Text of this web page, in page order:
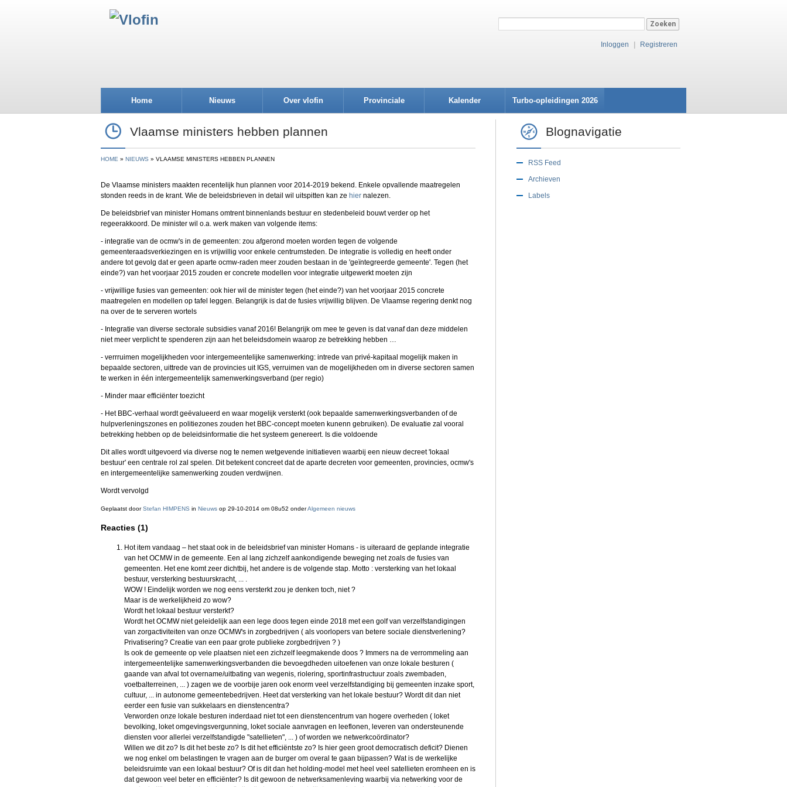
Inloggen Registreren
Home Nieuws Over vlofin Provinciale Kalender Turbo-opleidingen 2026
Vlaamse ministers hebben plannen
HOME NIEUWS VLAAMSE MINISTERS HEBBEN PLANNEN
De Vlaamse ministers maakten recentelijk hun plannen voor 2014-2019 bekend. Enkele opvallende maatregelen
stonden reeds in de krant. Wie de beleidsbrieven in detail wil uitspitten kan ze hier nalezen.
De beleidsbrief van minister Homans omtrent binnenlands bestuur en stedenbeleid bouwt verder op het
regeerakkoord. De minister wil o.a. werk maken van volgende items:
- integratie van de ocmw's in de gemeenten: zou afgerond moeten worden tegen de volgende
gemeenteraadsverkiezingen en is vrijwillig voor enkele centrumsteden. De integratie is volledig en heeft onder
andere tot gevolg dat er geen aparte ocmw-raden meer zouden bestaan in de 'geïntegreerde gemeente'. Tegen (het
einde?) van het voorjaar 2015 zouden er concrete modellen voor integratie uitgewerkt moeten zijn
- vrijwillige fusies van gemeenten: ook hier wil de minister tegen (het einde?) van het voorjaar 2015 concrete
maatregelen en modellen op tafel leggen. Belangrijk is dat de fusies vrijwillig blijven. De Vlaamse regering denkt nog
na over de te serveren wortels
- Integratie van diverse sectorale subsidies vanaf 2016! Belangrijk om mee te geven is dat vanaf dan deze middelen
niet meer verplicht te spenderen zijn aan het beleidsdomein waarop ze betrekking hebben …
- verrruimen mogelijkheden voor intergemeentelijke samenwerking: intrede van privé-kapitaal mogelijk maken in
bepaalde sectoren, uittrede van de provincies uit IGS, verruimen van de mogelijkheden om in diverse sectoren samen
te werken in één intergemeentelijk samenwerkingsverband (per regio)
- Minder maar efficiënter toezicht
- Het BBC-verhaal wordt geëvalueerd en waar mogelijk versterkt (ook bepaalde samenwerkingsverbanden of de
hulpverleningszones en politiezones zouden het BBC-concept moeten kunenn gebruiken). De evaluatie zal vooral
betrekking hebben op de beleidsinformatie die het systeem genereert. Is die voldoende
Dit alles wordt uitgevoerd via diverse nog te nemen wetgevende initiatieven waarbij een nieuw decreet 'lokaal
bestuur' een centrale rol zal spelen. Dit betekent concreet dat de aparte decreten voor gemeenten, provincies, ocmw's
en intergemeentelijke samenwerking zouden verdwijnen.
Wordt vervolgd
Geplaatst doorStefan HIMPENS in Nieuws op 29-10-2014 om 08u52 onderAlgemeen nieuws
Reacties (1)
Hot item vandaag – het staat ook in de beleidsbrief van minister Homans - is uiteraard de geplande integratie
van het OCMW in de gemeente. Een al lang zichzelf aankondigende beweging net zoals de fusies van
gemeenten. Het ene komt zeer dichtbij, het andere is de volgende stap. Motto : versterking van het lokaal
bestuur, versterking bestuurskracht, ... .
WOW ! Eindelijk worden we nog eens versterkt zou je denken toch, niet ?
Maar is de werkelijkheid zo wow?
Wordt het lokaal bestuur versterkt?
Wordt het OCMW niet geleidelijk aan een lege doos tegen einde 2018 met een golf van verzelfstandigingen
van zorgactiviteiten van onze OCMW's in zorgbedrijven ( als voorlopers van betere sociale dienstverlening?
Privatisering? Creatie van een paar grote publieke zorgbedrijven ? )
Is ook de gemeente op vele plaatsen niet een zichzelf leegmakende doos ? Immers na de verrommeling aan
intergemeentelijke samenwerkingsverbanden die bevoegdheden uitoefenen van onze lokale besturen (
gaande van afval tot overname/uitbating van wegenis, riolering, sportinfrastructuur zoals zwembaden,
voetbalterreinen, ... ) zagen we de voorbije jaren ook enorm veel verzelfstandiging bij gemeenten inzake sport,
cultuur, ... in autonome gemeentebedrijven. Heet dat versterking van het lokale bestuur? Wordt dit dan niet
eerder een fusie van sukkelaars en dienstencentra?
Verworden onze lokale besturen inderdaad niet tot een dienstencentrum van hogere overheden ( loket
bevolking, loket omgevingsvergunning, loket sociale aanvragen en leeflonen, leveren van ondersteunende
diensten voor allerlei verzelfstandigde "satellieten", ... ) of worden we netwerkcoördinator?
Willen we dit zo? Is dit het beste zo? Is dit het efficiëntste zo? Is hier geen groot democratisch deficit? Dienen
we nog enkel om belastingen te vragen aan de burger om overal te gaan bijpassen? Wat is de werkelijke
beleidsruimte van een lokaal bestuur? Of is dit dan het holding-model met heel veel satellieten eromheen en is
dat gewoon veel beter en efficiënter? Is dit gewoon de netwerksamenleving waarbij via netwerking voor de
Blognavigatie
RSS Feed
Archieven
Labels